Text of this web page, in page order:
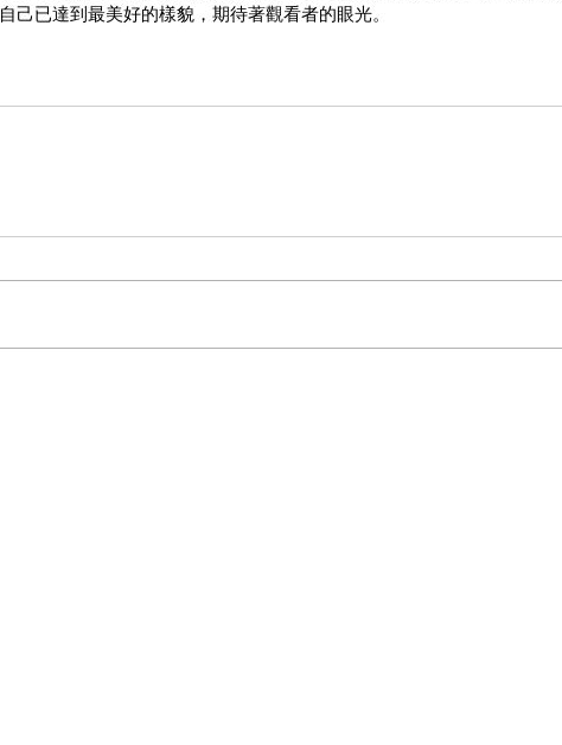
己已達到最美好的樣貌，期待著觀看者的眼光。